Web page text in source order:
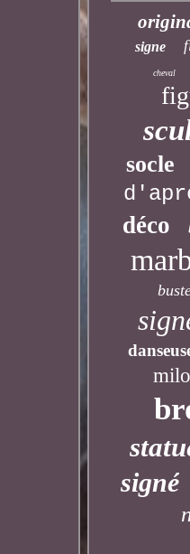
signe
cheval
socle
déco
milo
signé